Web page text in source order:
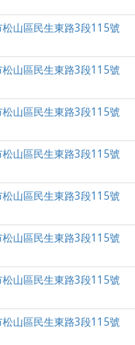
松山區民生東路3段115號
松山區民生東路3段115號
松山區民生東路3段115號
松山區民生東路3段115號
松山區民生東路3段115號
松山區民生東路3段115號
松山區民生東路3段115號
松山區民生東路3段115號